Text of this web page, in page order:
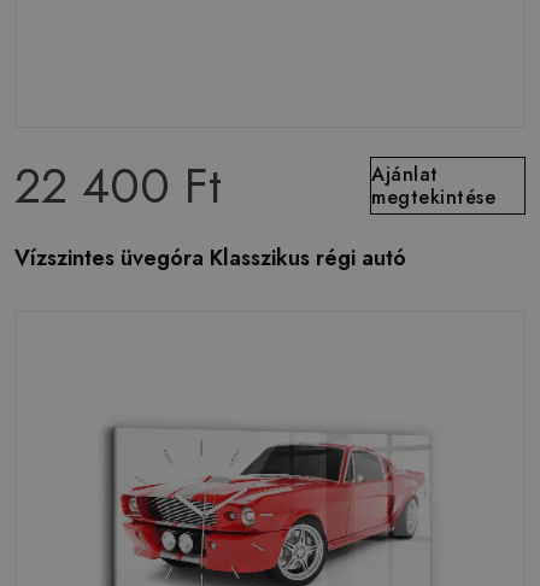
22 400 Ft
Ajánlat
megtekintése
Vízszintes üvegóra Klasszikus régi autó